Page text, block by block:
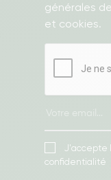
générales
et cookies.
J'accepte
confidentialité